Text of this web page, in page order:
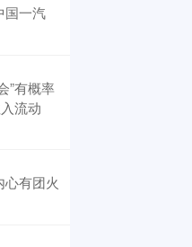
国一汽
”有概率
流动
心有团火